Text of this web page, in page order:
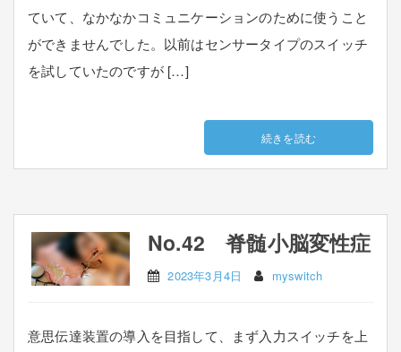
ていて、なかなかコミュニケーションのために使うこと
ができませんでした。以前はセンサータイプのスイッチ
を試していたのですが […]
続きを読む
No.42 脊髄小脳変性症
2023年3月4日 myswitch
意思伝達装置の導入を目指して、まず入力スイッチを上